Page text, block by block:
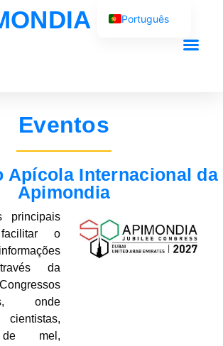
Eventos
Apícola Internacional da
Apimondia
principais
o
da
onde
de mel,
Português